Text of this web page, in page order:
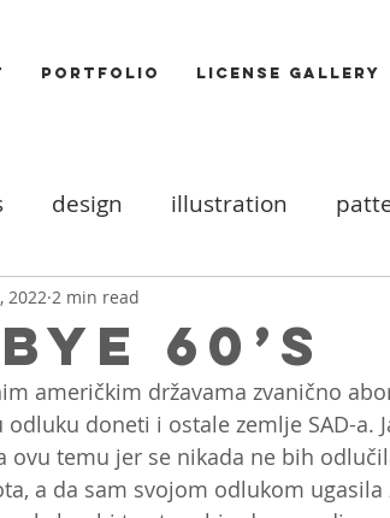
PORTFOLIO LICENSE GALLERY
design illustration
board
trends Photography
60’s
2022 2 min read
američkim državama zvanično
odluku doneti i ostale zemlje SAD-a.
ovu temu jer se nikada ne bih
a da sam svojom odlukom